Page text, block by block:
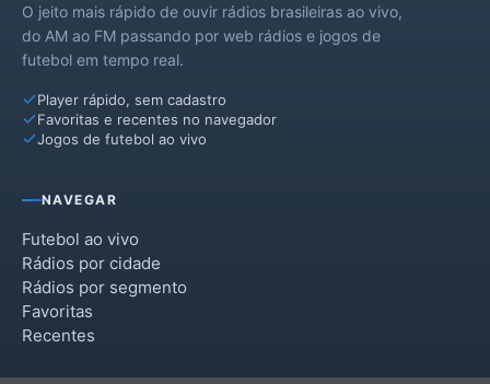
O jeito mais rápido de ouvir rádios brasileiras ao vivo,
do AM ao FM passando por web rádios e jogos de
futebol em tempo real.
Player rápido, sem cadastro
Favoritas e recentes no navegador
Jogos de futebol ao vivo
NAVEGAR
Futebol ao vivo
Rádios por cidade
Rádios por segmento
Favoritas
Recentes